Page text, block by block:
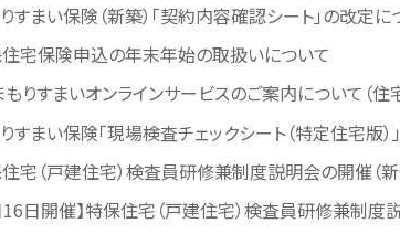
すまい保険（新築）「契約内容確認シート」の改定に
宅保険申込の年末年始の取扱いについて
りすまいオンラインサービスのご案内について（
すまい保険「現場検査チェックシート（特定住宅版）
宅（戸建住宅）検査員研修兼制度説明会の開催（新
16日開催】特保住宅（戸建住宅）検査員研修兼制度